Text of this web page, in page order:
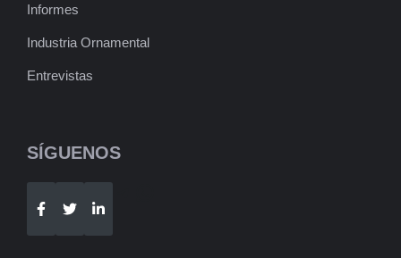
Informes
Industria Ornamental
Entrevistas
SÍGUENOS
Telegram